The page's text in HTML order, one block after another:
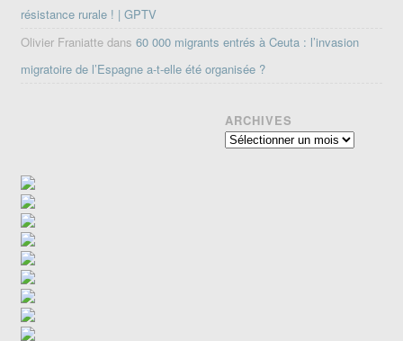
résistance rurale ! | GPTV
Olivier Franiatte dans60 000 migrants entrés à Ceuta : l’invasion
migratoire de l’Espagne a-t-elle été organisée ?
ARCHIVES
Archives